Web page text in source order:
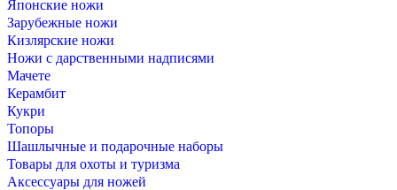
Японские ножи
Зарубежные ножи
Кизлярские ножи
Ножи с дарственными надписями
Мачете
Керамбит
Кукри
Топоры
Шашлычные и подарочные наборы
Товары для охоты и туризма
Аксессуары для ножей